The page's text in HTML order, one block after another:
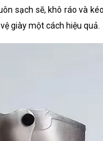
sạch sẽ, khô ráo và
giày một cách hiệu quả.